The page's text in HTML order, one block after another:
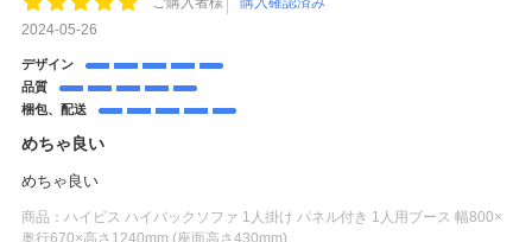
2024-05-26
デザイン
品質
梱包、配送
めちゃ良い
めちゃ良い
商品： ハイビス ハイバックソファ 1人掛け パネル付き 1人用ブース 幅800×